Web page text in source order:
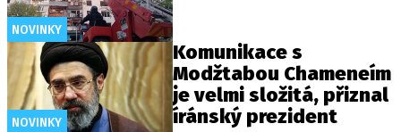
NOVINKY
NOVINKY
Komunikace s
Modžtabou Chameneím
je velmi složitá, přiznal
íránský prezident